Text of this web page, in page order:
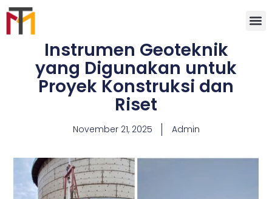
Instrumen Geoteknik
yang Digunakan untuk
Proyek Konstruksi dan
Riset
November 21, 2025 Admin